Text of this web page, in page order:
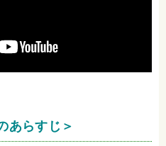
あらすじ＞